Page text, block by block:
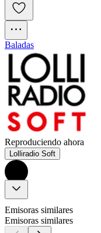
Baladas
Reproduciendo ahora
Lolliradio Soft
Emisoras similares
Emisoras similares